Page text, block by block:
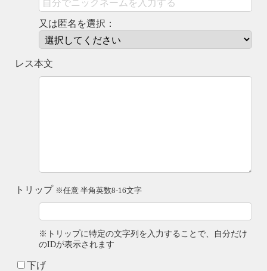
又は匿名を選択：
レス本文
トリップ ※任意 半角英数8-16文字
※トリップに特定の文字列を入力することで、自分だけ
のIDが表示されます
下げ